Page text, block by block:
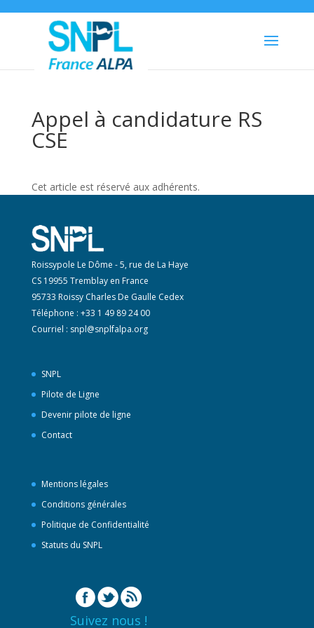
Appel à candidature RS
CSE
Cet article est réservé aux adhérents.
Roissypole Le Dôme - 5, rue de La Haye
CS 19955 Tremblay en France
95733 Roissy Charles De Gaulle Cedex
Téléphone : +33 1 49 89 24 00
Courriel : snpl@snplfalpa.org
SNPL
Pilote de Ligne
Devenir pilote de ligne
Contact
Mentions légales
Conditions générales
Politique de Confidentialité
Statuts du SNPL
Suivez nous !